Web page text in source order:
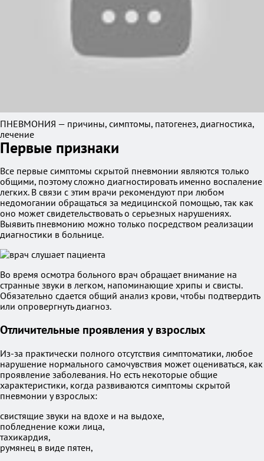
ПНЕВМОНИЯ — причины, симптомы, патогенез, диагностика,
лечение
Первые признаки
Все первые симптомы скрытой пневмонии являются только
общими, поэтому сложно диагностировать именно воспаление
легких. В связи с этим врачи рекомендуют при любом
недомогании обращаться за медицинской помощью, так как
оно может свидетельствовать о серьезных нарушениях.
Выявить пневмонию можно только посредством реализации
диагностики в больнице.
Во время осмотра больного врач обращает внимание на
странные звуки в легком, напоминающие хрипы и свисты.
Обязательно сдается общий анализ крови, чтобы подтвердить
или опровергнуть диагноз.
Отличительные проявления у взрослых
Из-за практически полного отсутствия симптоматики, любое
нарушение нормального самочувствия может оцениваться, как
проявление заболевания. Но есть некоторые общие
характеристики, когда развиваются симптомы скрытой
пневмонии у взрослых:
свистящие звуки на вдохе и на выдохе,
побледнение кожи лица,
тахикардия,
румянец в виде пятен,